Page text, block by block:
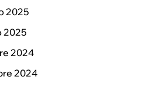
2025
2025
2024
2024